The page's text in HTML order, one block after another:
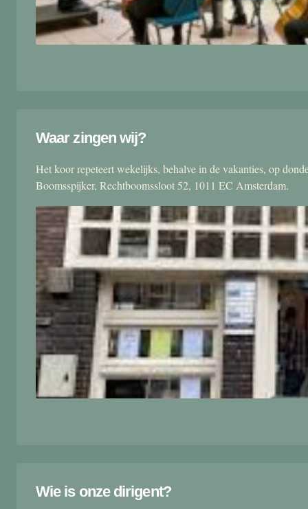
Waar zingen wij?
Het koor repeteert wekelijks, behalve in de vakanties, op
Boomsspijker, Rechtboomssloot 52, 1011 EC Amsterdam.
Wie is onze dirigent?